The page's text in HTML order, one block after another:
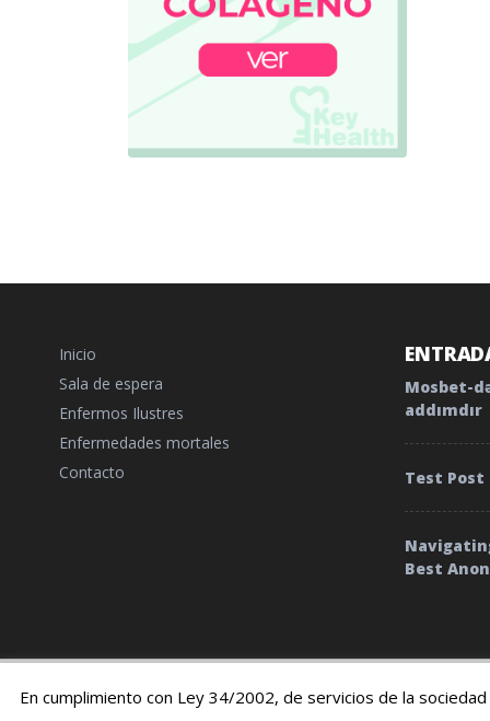
Inicio
Sala de espera
Enfermos Ilustres
Enfermedades mortales
Contacto
Mosbet-
addımdır
Test Post
Best
© 2019 TratamientoyEnfermedades |Cookies |
En cumplimiento con Ley 34/2002, de servicios de la